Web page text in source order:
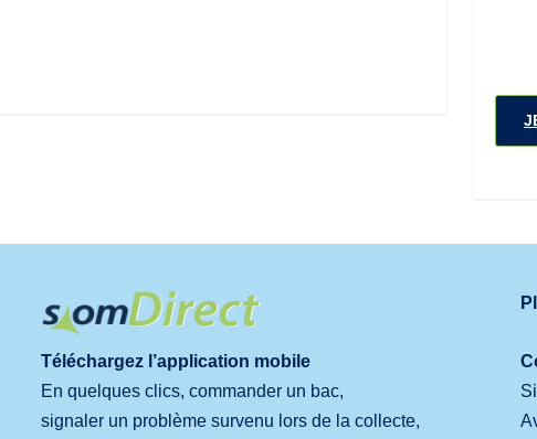
Téléchargez l’application mobile
En quelques clics, commander un bac,
signaler un problème survenu lors de la collecte,